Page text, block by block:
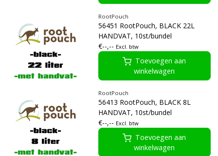
RootPouch
56451 RootPouch, BLACK 22L
HANDVAT, 10st/bundel
€--,-- Excl. btw
Toevoegen aan
winkelwagen
RootPouch
56413 RootPouch, BLACK 8L
HANDVAT, 10st/bundel
€--,-- Excl. btw
Toevoegen aan
winkelwagen